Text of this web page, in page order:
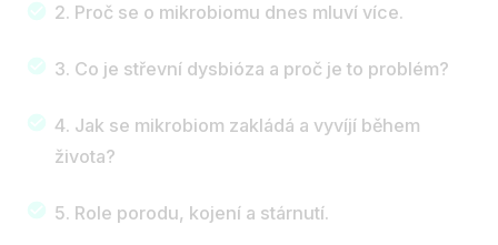
Proč se o mikrobiomu dnes mluví více.
Co je střevní dysbióza a proč je to problém?
Jak se mikrobiom zakládá a vyvíjí během
života?
Role porodu, kojení a stárnutí.